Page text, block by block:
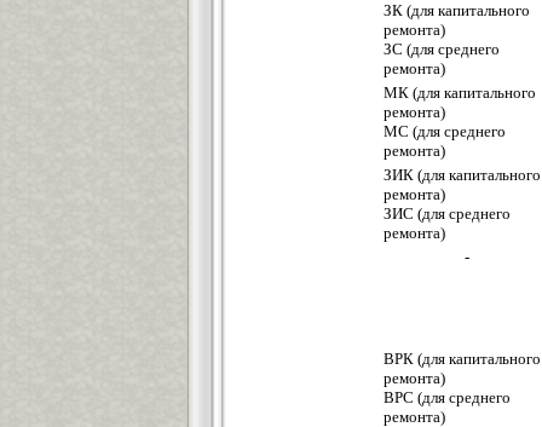
ЗК (для капитального
ремонта)
ЗС (для среднего
ремонта)
МК (для капитального
ремонта)
МС (для среднего
ремонта)
ЗИК (для капитального
ремонта)
ЗИС (для среднего
ремонта)
-
ВРК (для капитального
ремонта)
ВРС (для среднего
ремонта)